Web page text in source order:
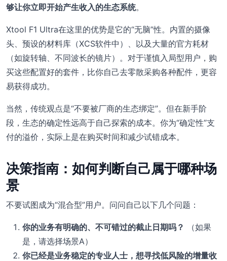
够让你立即开始产生收入的生态系统。
Xtool F1 Ultra在这里的优势是它的“无脑”性。内置的摄像
头、预设的材料库（XCS软件中）、以及大量的官方耗材
（如旋转轴、不同波长的镜片）。对于谨慎入局型用户，购
买这些配置好的套件，比你自己去零散采购各种配件，更容
易获得成功。
当然，传统观点是“不要被厂商的生态绑定”。但在新手阶
段，生态的确定性远高于自己探索的成本。你为“确定性”支
付的溢价，实际上是在购买时间和减少试错成本。
决策指南：如何判断自己属于哪种场
景
不要试图成为“混合型”用户。问问自己以下几个问题：
你的业务有明确的、不可错过的截止日期吗？
（如果
是，请选择场景A）
你已经是业务稳定的专业人士，想寻找低风险的增量收